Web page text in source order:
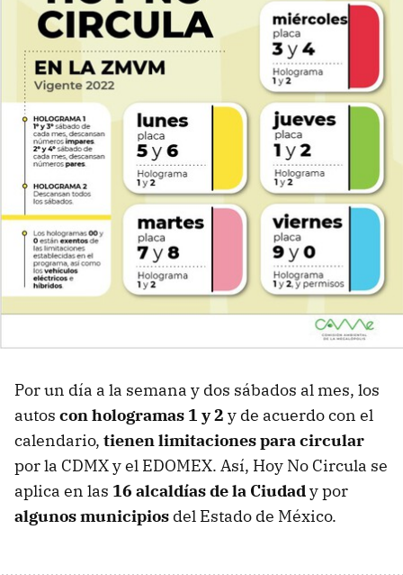
Por un día a la semana y dos sábados al mes, los
autos con hologramas 1 y 2 y de acuerdo con el
calendario, tienen limitaciones para circular
por la CDMX y el EDOMEX. Así, Hoy No Circula se
aplica en las 16 alcaldías de la Ciudady por
algunos municipios del Estado de México.